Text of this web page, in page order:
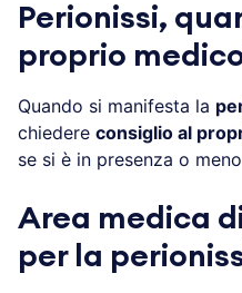
Perionissi,
proprio
Quando si manifesta la
chiedere consiglio al
se si è in presenza o meno
Area medica
per la